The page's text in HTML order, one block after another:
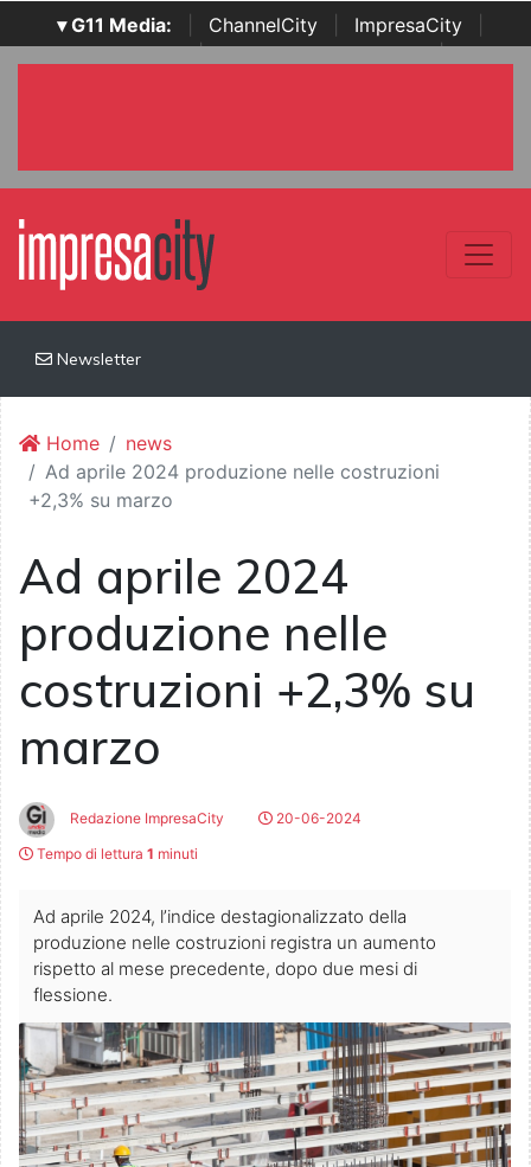
▾ G11 Media: ChannelCity ImpresaCity
SecurityOpenLab | Italian Channel Awards | Italian
Newsletter
Home
news
Ad aprile 2024 produzione nelle costruzioni
+2,3% su marzo
Ad aprile 2024
produzione nelle
costruzioni +2,3% su
marzo
Redazione ImpresaCity
20-06-2024
Tempo di lettura 1 minuti
Ad aprile 2024, l’indice destagionalizzato della
produzione nelle costruzioni registra un aumento
rispetto al mese precedente, dopo due mesi di
flessione.